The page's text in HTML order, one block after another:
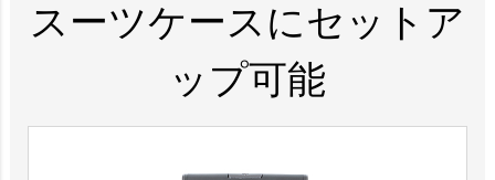
スーツケースにセットア
ップ可能